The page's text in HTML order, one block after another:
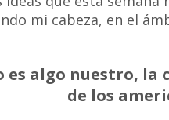
mi cabeza, en el
es algo nuestro, la
de los